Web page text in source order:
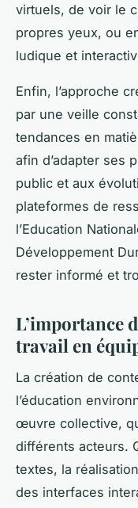
virtuels, de voir le
propres yeux, ou
ludique et
Enfin, l’approche
par une veille
tendances en
afin d’adapter ses
public et aux
plateformes de
l’Education
Développement
rester informé et
L’importance
travail en
La création de
l’éducation
œuvre collective,
différents acteurs.
textes, la
des interfaces